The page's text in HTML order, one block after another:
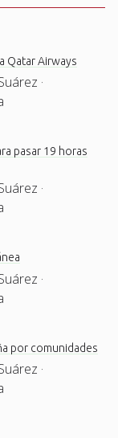
Qatar Airways
·
pasar 19 horas
·
·
por comunidades
·